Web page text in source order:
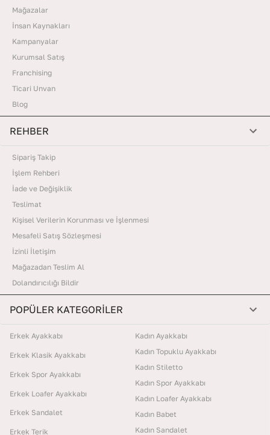
Mağazalar
İnsan Kaynakları
Kampanyalar
Kurumsal Satış
Franchising
Ticari Unvan
Blog
REHBER
Sipariş Takip
İşlem Rehberi
İade ve Değişiklik
Teslimat
Kişisel Verilerin Korunması ve İşlenmesi
Mesafeli Satış Sözleşmesi
İzinli İletişim
Mağazadan Teslim Al
Dolandırıcılığı Bildir
POPÜLER KATEGORİLER
Erkek Ayakkabı
Erkek Klasik Ayakkabı
Erkek Spor Ayakkabı
Erkek Loafer Ayakkabı
Erkek Sandalet
Erkek Terik
Kadın Ayakkabı
Kadın Topuklu Ayakkabı
Kadın Stiletto
Kadın Spor Ayakkabı
Kadın Loafer Ayakkabı
Kadın Babet
Kadın Sandalet